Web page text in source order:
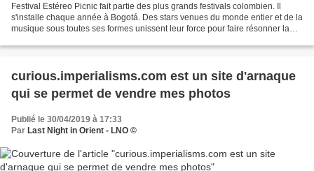
Festival Estéreo Picnic fait partie des plus grands festivals colombien. Il
s'installe chaque année à Bogotá. Des stars venues du monde entier et de la
musique sous toutes ses formes unissent leur force pour faire résonner la
curious.imperialisms.com est un site d'arnaque
qui se permet de vendre mes photos
Publié le 30/04/2019 à 17:33
Par Last Night in Orient - LNO ©